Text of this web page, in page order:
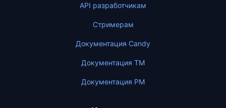
API разработчикам
Стримерам
Документация Candy
Документация ТМ
Документация PM